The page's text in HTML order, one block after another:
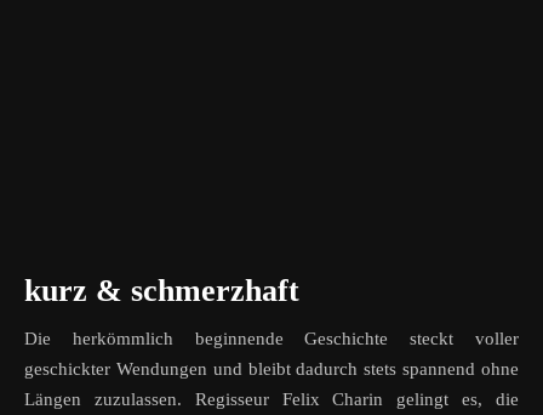
kurz & schmerzhaft
Die herkömmlich beginnende Geschichte steckt voller
geschickter Wendungen und bleibt dadurch stets spannend ohne
Längen zuzulassen. Regisseur Felix Charin gelingt es, die